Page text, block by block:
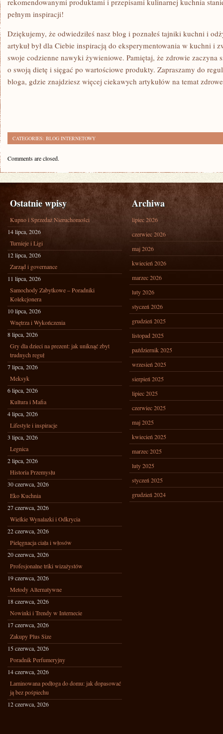
rekomendowanymi produktami ⁤i ‌przepisami kulinarnej kuchnia
pełnym inspiracji!
Dziękujemy, że odwiedziłeś​ nasz ⁤blog i poznałeś ⁢tajniki ​kuchni i
artykuł był dla Ciebie inspiracją⁤ do ‌eksperymentowania w kuchni i
‌swoje codzienne nawyki żywieniowe. Pamiętaj, ​że zdrowie zaczyna
o swoją dietę i sięgać ‍po ‌wartościowe produkty. Zapraszamy‌ do⁤
bloga, gdzie ‌znajdziesz więcej ciekawych artykułów na temat
CATEGORIES: BLOG INTERNETOWY
Comments are closed.
Ostatnie wpisy
Kupno i Sprzedaż Nieruchomości
14 lipca, 2026
Turnieje i Ligi
12 lipca, 2026
Zarząd i governance
11 lipca, 2026
Samochody Zabytkowe – Poradniki
Kolekcjonera
10 lipca, 2026
Wnętrza i Wykończenia
8 lipca, 2026
Gry dla dzieci na prezent: jak uniknąć zbyt
trudnych reguł
7 lipca, 2026
Meksyk
6 lipca, 2026
Kultura i Mafia
4 lipca, 2026
Lifestyle i inspiracje
3 lipca, 2026
Legnica
2 lipca, 2026
Historia Przemysłu
30 czerwca, 2026
Eko Kuchnia
27 czerwca, 2026
Wielkie Wynalazki i Odkrycia
22 czerwca, 2026
Pielęgnacja ciała i włosów
20 czerwca, 2026
Profesjonalne triki wizażystów
19 czerwca, 2026
Metody Alternatywne
18 czerwca, 2026
Nowinki i Trendy w Internecie
17 czerwca, 2026
Zakupy Plus Size
15 czerwca, 2026
Poradnik Perfumeryjny
14 czerwca, 2026
Laminowana podłoga do domu: jak dopasować
ją bez pośpiechu
12 czerwca, 2026
Archiwa
lipiec 2026
czerwiec 2026
maj 2026
kwiecień 2026
marzec 2026
luty 2026
styczeń 2026
grudzień 2025
listopad 2025
październik 2025
wrzesień 2025
sierpień 2025
lipiec 2025
czerwiec 2025
maj 2025
kwiecień 2025
marzec 2025
luty 2025
styczeń 2025
grudzień 2024